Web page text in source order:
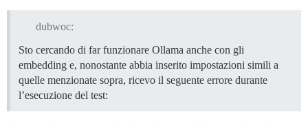
dubwoc:
Sto cercando di far funzionare Ollama anche con gli
embedding e, nonostante abbia inserito impostazioni simili a
quelle menzionate sopra, ricevo il seguente errore durante
l’esecuzione del test: